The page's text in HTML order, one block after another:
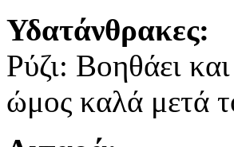
Υδατάνθρακες:
Ρύζι: Βοηθάει
ώμος καλά μετά